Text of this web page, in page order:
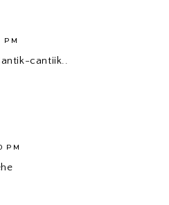
PM
cantiik..
PM